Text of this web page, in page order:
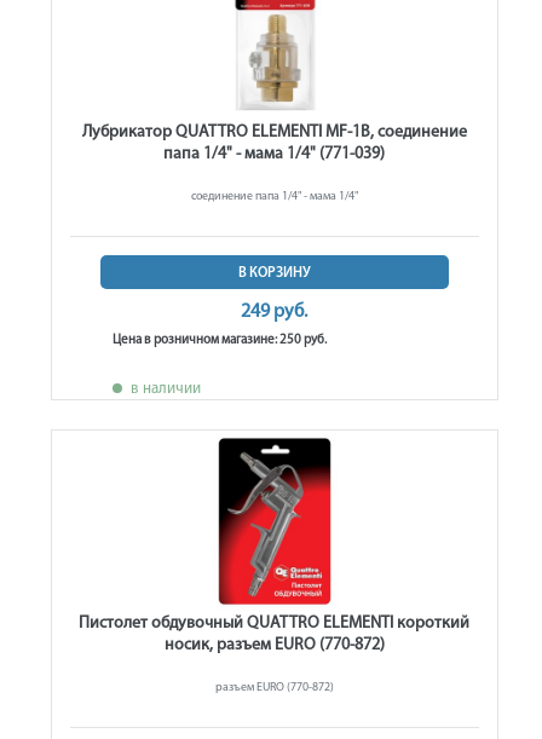
Лубрикатор QUATTRO ELEMENTI MF-1B, соединение
папа 1/4" - мама 1/4" (771-039)
соединение папа 1/4" - мама 1/4"
В КОРЗИНУ
249 руб.
Цена в розничном магазине: 250 руб.
в наличии
Пистолет обдувочный QUATTRO ELEMENTI короткий
носик, разъем EURO (770-872)
разъем EURO (770-872)